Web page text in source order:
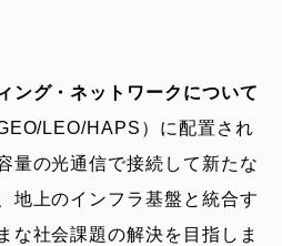
ング・ネットワークについて
LEO/HAPS）に配置され
量の光通信で接続して新たな
地上のインフラ基盤と統合す
な社会課題の解決を目指しま